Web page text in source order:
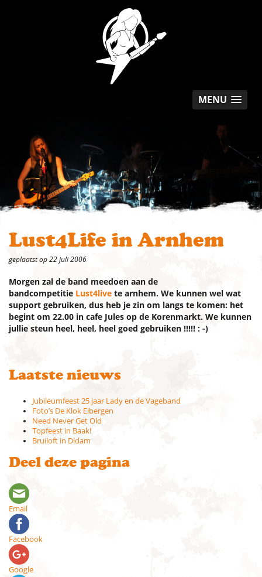
MENU
Lust4Life in Arnhem
geplaatst op 22 juli 2006
Morgen zal de band meedoen aan de
bandcompetitie Lust4live te arnhem. We kunnen wel wat
support gebruiken, dus heb je zin om langs te komen: het
begint om 22.00 in cafe Jules op de Korenmarkt. We kunnen
jullie steun heel, heel, heel goed gebruiken !!!!! : -)
Laatste nieuws
Jubileumfeest 25 jaar Lady en de Vageband
Foto’s De Klok Eibergen
Need Never Get Old
Topfeest in Baak!
Bruiloft in Didam
Deel deze pagina
Email
Facebook
Google